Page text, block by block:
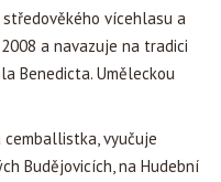
vícehlasu a
a navazuje na tradici
Benedicta. Uměleckou
cemballistka, vyučuje
Budějovicích, na Hudební